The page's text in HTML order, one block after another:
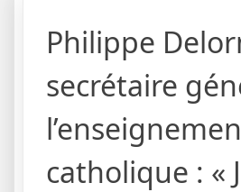
Philippe
secrétaire
catholique : «